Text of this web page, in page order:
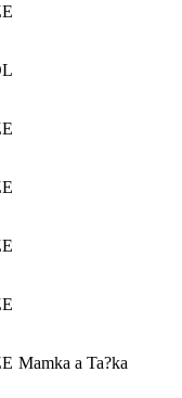
Mamka a Ta?ka